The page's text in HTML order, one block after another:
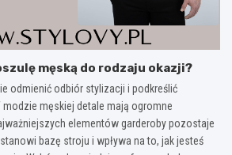
męską do rodzaju okazji?
odmienić odbiór stylizacji i podkreślić
modzie męskiej detale mają ogromne
elementów garderoby pozostaje
bazę stroju i wpływa na to, jak jesteś